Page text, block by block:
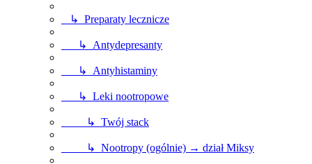
↳ Preparaty lecznicze
↳ Antydepresanty
↳ Antyhistaminy
↳ Leki nootropowe
↳ Twój stack
↳ Nootropy (ogólnie) → dział Miksy